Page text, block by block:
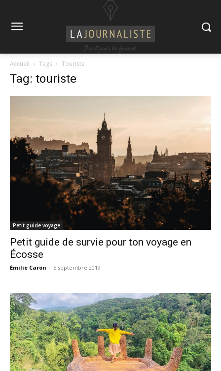
Accueil Tags Touriste
Tag: touriste
Petit guide voyage
Petit guide de survie pour ton voyage en
Écosse
Émilie Caron - 5 septembre 2019